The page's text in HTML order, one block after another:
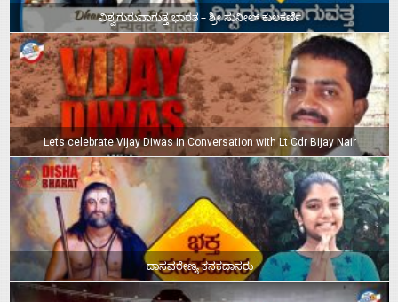
ವಿಶ್ವಗುರುವಾಗುತ್ತ ಭಾರತ – ಶ್ರೀ ಸುನೀಲ್‌ ಕುಲಕರ್ಣಿ
Lets celebrate Vijay Diwas in Conversation with Lt Cdr Bijay Nair
ದಾಸವರೇಣ್ಯ ಕನಕದಾಸರು